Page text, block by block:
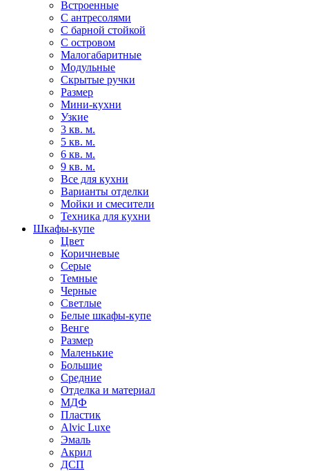
Встроенные
С антресолями
С барной стойкой
С островом
Малогабаритные
Модульные
Скрытые ручки
Размер
Мини-кухни
Узкие
3 кв. м.
5 кв. м.
6 кв. м.
9 кв. м.
Все для кухни
Варианты отделки
Мойки и смесители
Техника для кухни
Шкафы-купе
Цвет
Коричневые
Серые
Темные
Черные
Светлые
Белые шкафы-купе
Венге
Размер
Маленькие
Большие
Средние
Отделка и материал
МДФ
Пластик
Alvic Luxe
Эмаль
Акрил
ДСП